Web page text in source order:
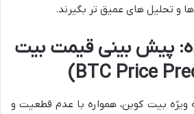
و تحلیل های عمیق تر بگیرند.
پیش بینی قیمت بیت
ویژه بیت کوین، همواره با عدم قطعیت و